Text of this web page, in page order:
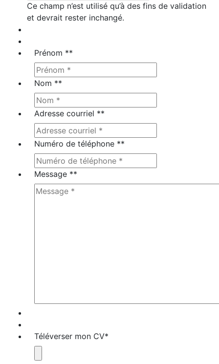
Ce champ n’est utilisé qu’à des fins de validation
et devrait rester inchangé.
Prénom **
Nom **
Adresse courriel **
Numéro de téléphone **
Message **
Téléverser mon CV*